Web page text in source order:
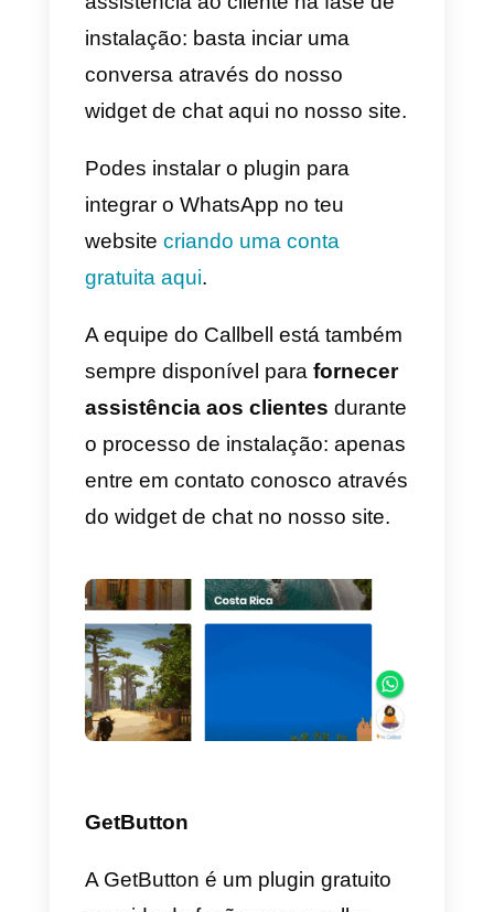
um gif animado) e torná-lo visível
tanto em computadores como
telemóveis.
O Callbell é também o primeiro
widget que permite a integração
ao Instagram e encoraja o
você quer sabe mais,
recomendamos a leituradeste
artigo
Assim vais poder canalizar todo
canais de mensagens mais
utilizados pelo teu público-alvo
e estabelecer com ele uma
relação informal de longa
se tiveres dúvidas, a equipa da